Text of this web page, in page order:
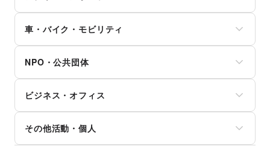
就職・転職・求人
女性用品・フェムテック
コンタクトレンズ
医療・医薬品
その他美容・健康
アニメ
コミック・マンガ
アイドル・芸能人
CD・DVD・本・雑誌
Webメディア・アプリ
テレビ・ドラマ
映画
音楽・ライブ
演劇
占い
立体作品・彫刻
その他アート・デザイン
キャンプ・アウトドア
野球
サッカー
バスケットボール
ゴルフ
その他レジャー・スポーツ
車・バイク・モビリティ
バイク・オートバイ
自転車・ロードバイク
マイクロモビリティ
その他車・バイク・モビリティ
NPO・公共団体
外国団体・大使館
募金・寄付
NPO・ボランティア活動
その他NPO・公共団体
ビジネス・オフィス
オフィス家具・OA機器
イベント企画・運営
その他活動・個人